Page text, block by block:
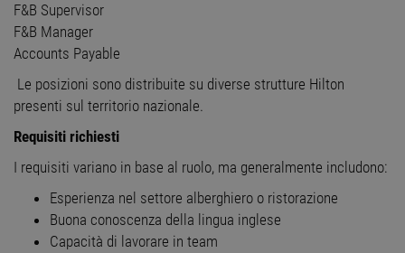
F&B Supervisor
F&B Manager
Accounts Payable
Le posizioni sono distribuite su diverse strutture Hilton
presenti sul territorio nazionale.
Requisiti richiesti
I requisiti variano in base al ruolo, ma generalmente includono:
Esperienza nel settore alberghiero o ristorazione
Buona conoscenza della lingua inglese
Capacità di lavorare in team